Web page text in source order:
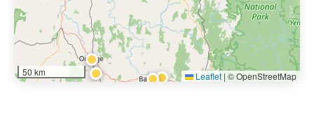
50 km Leaflet | © OpenStreetMap